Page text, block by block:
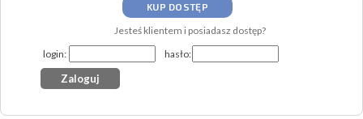
KUP DOSTĘP
Jesteś klientem i posiadasz dostęp?
login:
hasło: